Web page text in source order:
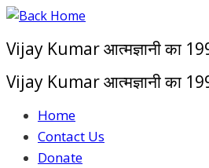
Skip
content
Vijay Kumar आत्मज्ञानी का
Vijay Kumar आत्मज्ञानी का
Home
Contact Us
Donate